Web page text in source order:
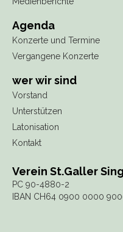
Agenda
Konzerte und Termine
Vergangene Konzerte
wer wir sind
Vorstand
Unterstützen
Latonisation
Kontakt
Verein St.Galler
PC 90-4880-2
IBAN CH64 0900 0000